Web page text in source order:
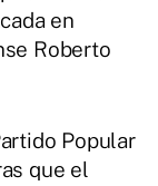
en
Roberto
Popular
que el